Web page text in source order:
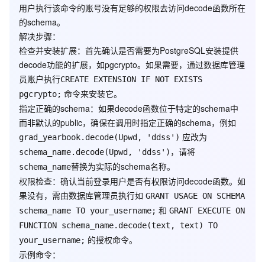
用户执行该命令的账号没有足够的权限去访问decode函数所在
的schema。
解决步骤：
检查并安装扩展：首先确认是否需要为PostgreSQL安装提供
decode功能的扩展，如pgcrypto。如果需要，通过数据库管理
员账户执行CREATE EXTENSION IF NOT EXISTS
pgcrypto; 命令来安装它。
指定正确的schema：如果decode函数位于特定的schema中
而非默认的public，确保在调用时指定正确的schema，例如
grad_yearbook.decode(Upwd, 'ddss') 应改为
schema_name.decode(Upwd, 'ddss') ，请将
schema_name替换为实际的schema名称。
权限检查：确认当前登录用户是否有权限访问decode函数。如
果没有，需由数据库管理员执行如 GRANT USAGE ON SCHEMA
schema_name TO your_username; 和 GRANT EXECUTE ON
FUNCTION schema_name.decode(text, text) TO
your_username; 的授权命令。
示例命令：